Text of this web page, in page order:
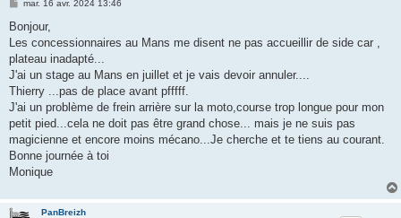
s
a
g
mar. 16 avr. 2024 13:46
Bonjour,
Les concessionnaires au Mans me disent ne pas accueillir de side car ,
plateau inadapté...
J'ai un stage au Mans en juillet et je vais devoir annuler....
Thierry ...pas de place avant pfffff.
J'ai un problème de frein arrière sur la moto,course trop longue pour mon
petit pied...cela ne doit pas être grand chose... mais je ne suis pas
magicienne et encore moins mécano...Je cherche et te tiens au courant.
Bonne journée à toi
Monique
PanBreizh